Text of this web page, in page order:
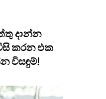
දාන්න
කරන එක
විසඳුම්!